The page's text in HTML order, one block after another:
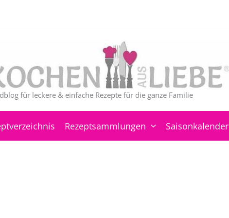
für leckere & einfache Rezepte für die ganze Familie
Rezeptsammlungen Saisonkalender